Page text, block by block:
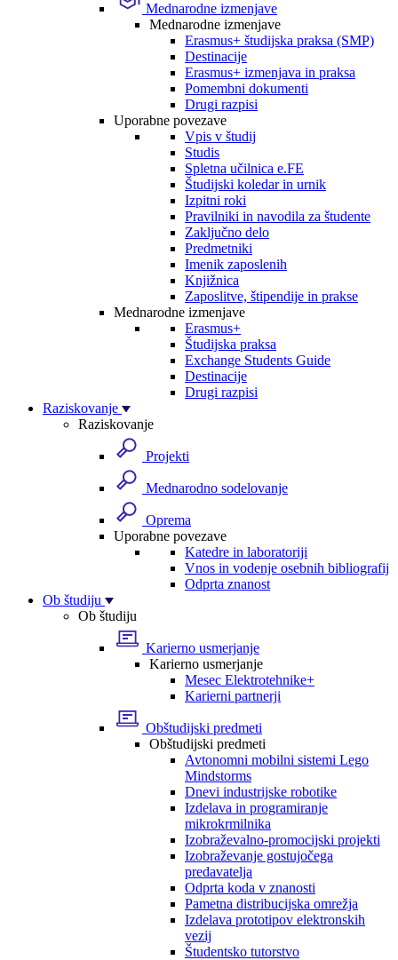
Mednarodne izmenjave
Mednarodne izmenjave
Erasmus+ študijska praksa (SMP)
Destinacije
Erasmus+ izmenjava in praksa
Pomembni dokumenti
Drugi razpisi
Uporabne povezave
Vpis v študij
Studis
Spletna učilnica e.FE
Študijski koledar in urnik
Izpitni roki
Pravilniki in navodila za študente
Zaključno delo
Predmetniki
Imenik zaposlenih
Knjižnica
Zaposlitve, štipendije in prakse
Mednarodne izmenjave
Erasmus+
Študijska praksa
Exchange Students Guide
Destinacije
Drugi razpisi
Raziskovanje
Raziskovanje
Projekti
Mednarodno sodelovanje
Oprema
Uporabne povezave
Katedre in laboratoriji
Vnos in vodenje osebnih bibliografij
Odprta znanost
Ob študiju
Ob študiju
Karierno usmerjanje
Karierno usmerjanje
Mesec Elektrotehnike+
Karierni partnerji
Obštudijski predmeti
Obštudijski predmeti
Avtonomni mobilni sistemi Lego
Mindstorms
Dnevi industrijske robotike
Izdelava in programiranje
mikrokrmilnika
Izobraževalno-promocijski projekti
Izobraževanje gostujočega
predavatelja
Odprta koda v znanosti
Pametna distribucijska omrežja
Izdelava prototipov elektronskih
vezij
Študentsko tutorstvo